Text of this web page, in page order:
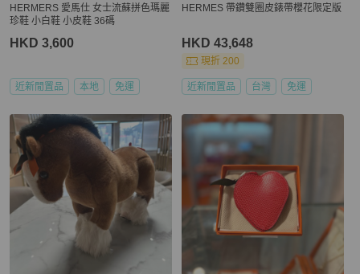
HERMERS 愛馬仕 女士流蘇拼色瑪麗
珍鞋 小白鞋 小皮鞋 36碼
HKD 3,600
近新閒置品 本地 免運
HERMES 帶鑽雙圈皮錶帶櫻花限定版
HKD 43,648
現折 200
近新閒置品 台灣 免運